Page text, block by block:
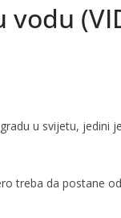
u svijetu, jedini
treba da postane